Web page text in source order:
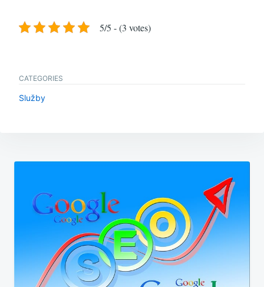
5/5 - (3 votes)
CATEGORIES
Služby
Navigace
příspěvek